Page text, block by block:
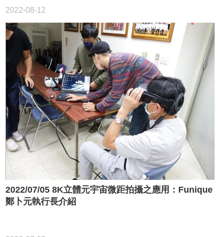
2022-08-12
2022/07/05 8K立體元宇宙微距拍攝之應用：Funique
鄭卜元執行長介紹